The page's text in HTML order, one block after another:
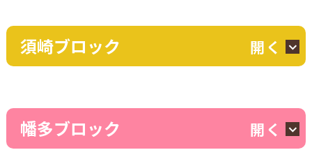
須崎ブロック 開く
幡多ブロック 開く